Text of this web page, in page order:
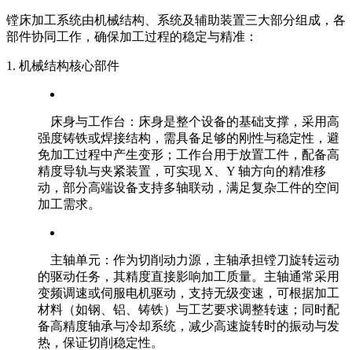
镗床加工系统由机械结构、系统及辅助装置三大部分组成，各
部件协同工作，确保加工过程的稳定与精准：
1. 机械结构核心部件
床身与工作台：床身是整个设备的基础支撑，采用高
强度铸铁或焊接结构，需具备足够的刚性与稳定性，避
免加工过程中产生变形；工作台用于放置工件，配备高
精度导轨与夹紧装置，可实现 X、Y 轴方向的精准移
动，部分高端设备支持多轴联动，满足复杂工件的空间
加工需求。
主轴单元：作为切削动力源，主轴承担镗刀旋转运动
的驱动任务，其精度直接影响加工质量。主轴通常采用
变频调速或伺服电机驱动，支持无级变速，可根据加工
材料（如钢、铝、铸铁）与工艺要求调整转速；同时配
备高精度轴承与冷却系统，减少高速旋转时的振动与发
热，保证切削稳定性。